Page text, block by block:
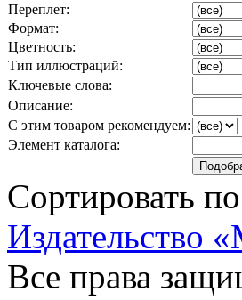
Переплет:
Формат:
Цветность:
Тип иллюстраций:
Ключевые слова:
Описание:
С этим товаром рекомендуем:
Элемент каталога:
Сортировать
Издательство
Все права